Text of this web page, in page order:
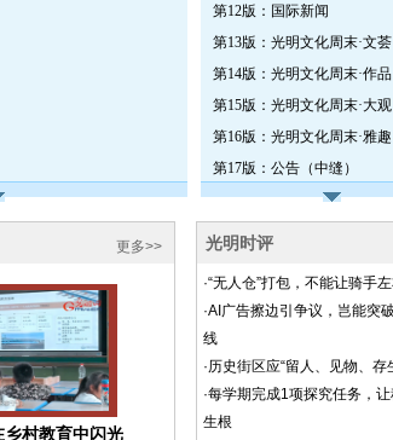
第12版：国际新闻
第13版：光明文化周末·文荟
第14版：光明文化周末·作品
第15版：光明文化周末·大观
第16版：光明文化周末·雅趣
第17版：公告（中缝）